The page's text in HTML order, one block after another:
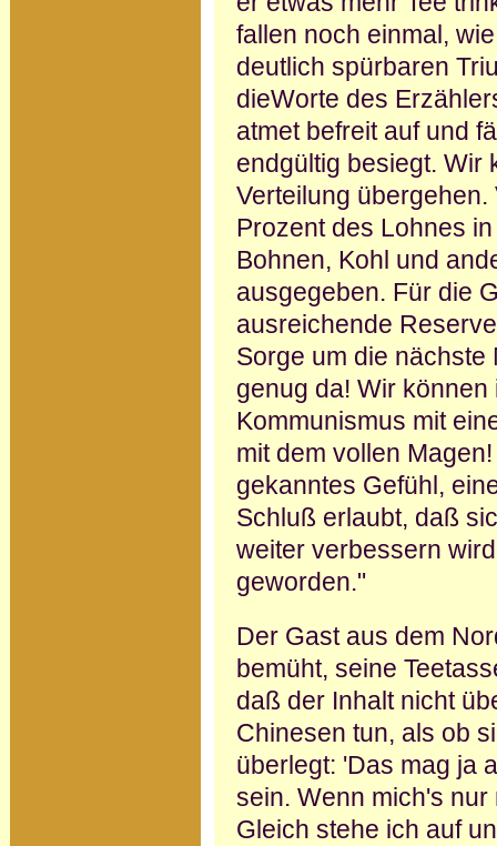
fallen noch einmal,
deutlich spürbaren
dieWorte des
atmet befreit auf und
endgültig besiegt. Wir
Verteilung
Prozent des Lohnes
Bohnen, Kohl und
ausgegeben. Für die
ausreichende
Sorge um die nächste
genug da! Wir
Kommunismus mit
mit dem vollen
gekanntes Gefühl,
Schluß erlaubt, daß
weiter verbessern
geworden."
Der Gast aus dem
bemüht, seine
daß der Inhalt nicht
Chinesen tun, als ob
überlegt: 'Das mag ja
sein. Wenn mich's
Gleich stehe ich auf